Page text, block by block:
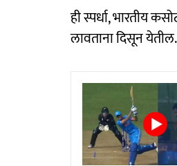
ही स्पर्धा, भारतीय
लावताना दिसून